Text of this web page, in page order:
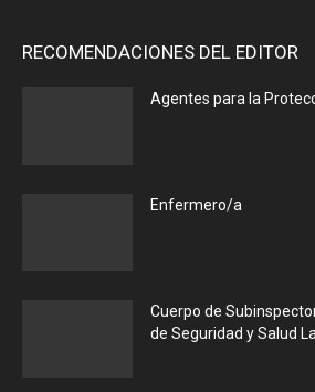
RECOMENDACIONES DEL EDITOR
Agentes para la
Enfermero/a
Cuerpo de
de Seguridad y Salud